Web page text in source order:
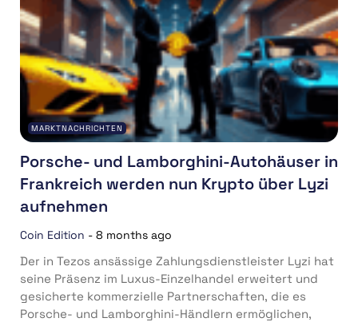
MARKTNACHRICHTEN
Porsche- und Lamborghini-Autohäuser in
Frankreich werden nun Krypto über Lyzi
aufnehmen
Coin Edition - 8 months ago
Der in Tezos ansässige Zahlungsdienstleister Lyzi hat
seine Präsenz im Luxus-Einzelhandel erweitert und
gesicherte kommerzielle Partnerschaften, die es
Porsche- und Lamborghini-Händlern ermöglichen,